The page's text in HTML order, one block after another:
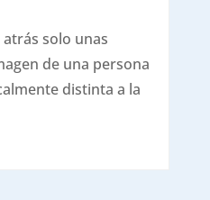
solo unas
de una persona
distinta a la